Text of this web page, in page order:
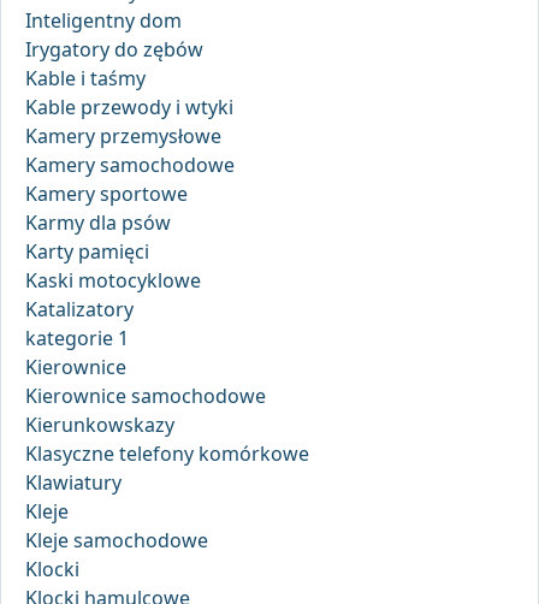
Inteligentny dom
Irygatory do zębów
Kable i taśmy
Kable przewody i wtyki
Kamery przemysłowe
Kamery samochodowe
Kamery sportowe
Karmy dla psów
Karty pamięci
Kaski motocyklowe
Katalizatory
kategorie 1
Kierownice
Kierownice samochodowe
Kierunkowskazy
Klasyczne telefony komórkowe
Klawiatury
Kleje
Kleje samochodowe
Klocki
Klocki hamulcowe